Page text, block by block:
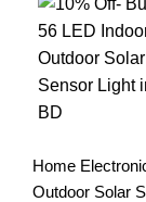
Home
Outdoor Solar